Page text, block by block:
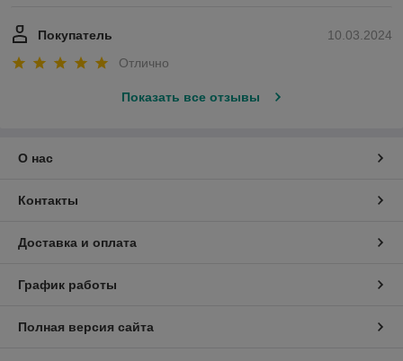
10.03.2024
Покупатель
Отлично
Показать все отзывы
О нас
Контакты
Доставка и оплата
График работы
Полная версия сайта